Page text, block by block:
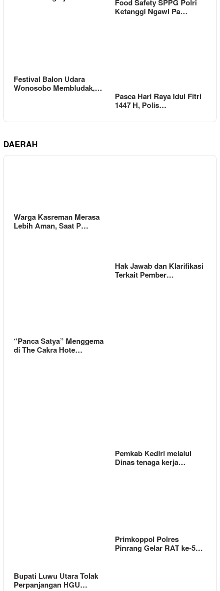
Food Safety SPPG Polri
Ketanggi Ngawi Pa…
Festival Balon Udara
Wonosobo Membludak,…
Pasca Hari Raya Idul Fitri
1447 H, Polis…
DAERAH
Warga Kasreman Merasa
Lebih Aman, Saat P…
Hak Jawab dan Klarifikasi
Terkait Pember…
“Panca Satya” Menggema
di The Cakra Hote…
Pemkab Kediri melalui
Dinas tenaga kerja…
Bupati Luwu Utara Tolak
Perpanjangan HGU…
Primkoppol Polres
Pinrang Gelar RAT ke-5…